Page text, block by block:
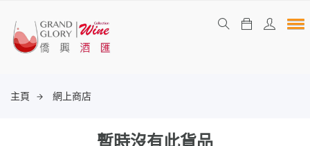
主頁 網上商店
暫時沒有此貨品